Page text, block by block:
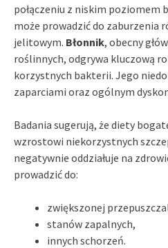
połączeniu z niskim poziomem
może prowadzić do zaburzenia
jelitowym. Błonnik, obecny
roślinnych, odgrywa kluczową
korzystnych bakterii. Jego
zaparciami oraz ogólnym
Badania sugerują, że diety
wzrostowi niekorzystnych
negatywnie oddziałuje na
prowadzić do:
zwiększonej
stanów zapalnych,
innych schorzeń.